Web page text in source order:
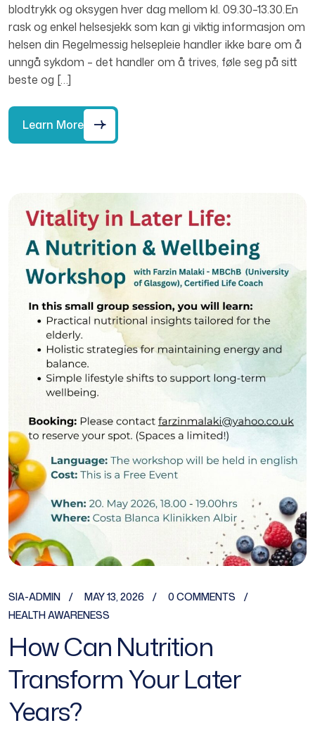
blodtrykk og oksygen hver dag mellom kl. 09.30–13.30.En
rask og enkel helsesjekk som kan gi viktig informasjon om
helsen din Regelmessig helsepleie handler ikke bare om å
unngå sykdom – det handler om å trives, føle seg på sitt
beste og […]
Learn More
SIA-ADMIN MAY 13, 2026
0 COMMENTS
HEALTH AWARENESS
How Can Nutrition
Transform Your Later
Years?